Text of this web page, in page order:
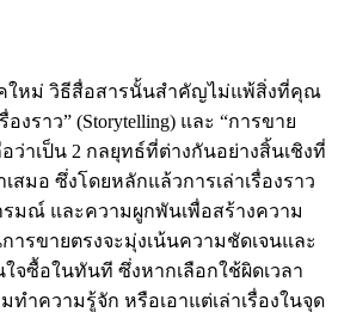
ใหม่ วิธีสื่อสารนั้นสำคัญไม่แพ้สิ่งที่คุณ
องราว” (Storytelling) และ “การขาย
อว่าเป็น 2 กลยุทธ์ที่ต่างกันอย่างสิ้นเชิงที่
สมอ ซึ่งโดยหลักแล้วการเล่าเรื่องราว
รมณ์ และความผูกพันเพื่อสร้างความ
ารขายตรงจะมุ่งเน้นความชัดเจนและ
จซื้อในทันที ซึ่งหากเลือกใช้ผิดเวลา
ทำความรู้จัก หรือเอาแต่เล่าเรื่องในจุด